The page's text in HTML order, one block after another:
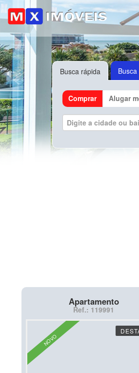
Busca rápida
Comprar Alugar
Apartamento
Ref.: 119991
NOVO